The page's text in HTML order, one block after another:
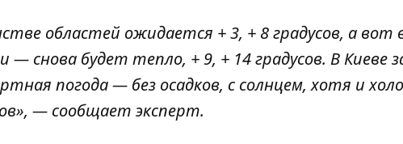
областей ожидается + 3, + 8 градусов, а вот
снова будет тепло, + 9, + 14 градусов. В Киеве
погода — без осадков, с солнцем, хотя и
— сообщает эксперт.